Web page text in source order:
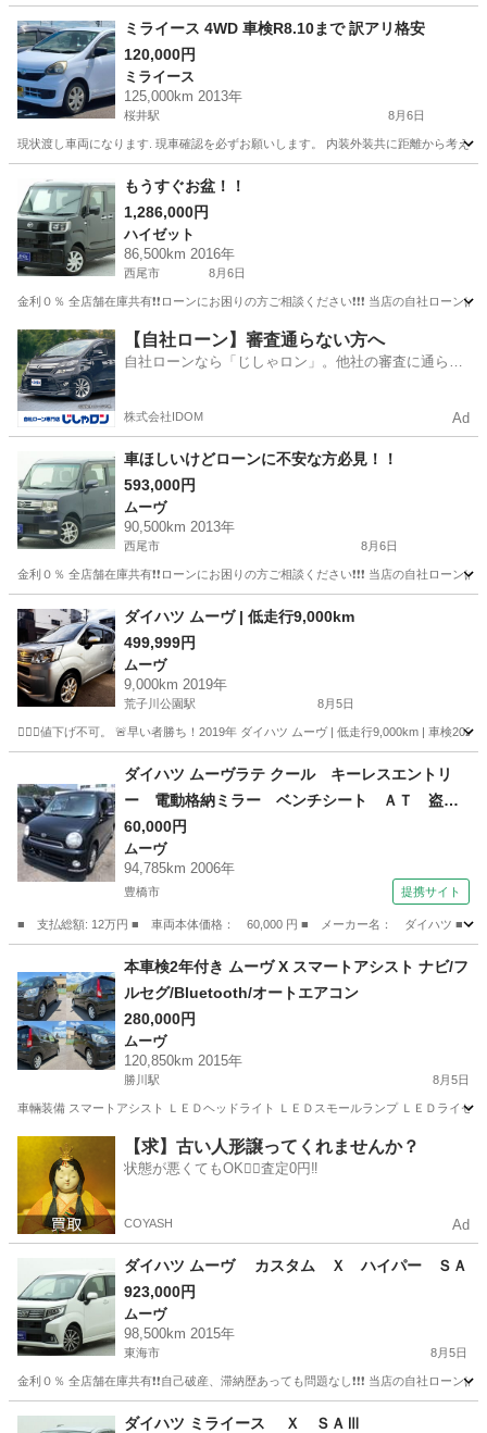
ミライース 4WD 車検R8.10まで 訳アリ格安
120,000円
ミライース
125,000km 2013年
桜井駅 8月6日
現状渡し車両になります. 現車確認を必ずお願いします。 内装外装共に距離から考え
愛知 桜井駅 ミライース
もうすぐお盆！！
1,286,000円
ハイゼット
86,500km 2016年
西尾市 8月6日
金利０％ 全店舗在庫共有❗️❗️ローンにお困りの方ご相談ください❗️❗️❗️ 当店の自社ロ
愛知 西尾市 ハイゼット
【自社ローン】審査通らない方へ
自社ローンなら「じしゃロン」。他社の審査に通らな
株式会社IDOM Ad
車ほしいけどローンに不安な方必見！！
593,000円
ムーヴ
90,500km 2013年
西尾市 8月6日
金利０％ 全店舗在庫共有❗️❗️ローンにお困りの方ご相談ください❗️❗️❗️ 当店の自社ロ
愛知 西尾市 ムーヴ ローン
ダイハツ ムーヴ | 低走行9,000km
499,999円
ムーヴ
9,000km 2019年
荒子川公園駅 8月5日
🙅🏻‍♀️値下げ不可。 🚨早い者勝ち！2019年 ダイハツ ムーヴ | 低走行9,000km | 車検
荒子川公園駅 ムーヴ
ダイハツ ムーヴラテ クール キーレスエントリ
ー 電動格納ミラー ベンチシート ＡＴ 盗難
防止システム ＡＢＳ ＣＤ アルミホイール
衝突安全ボディ エアコン パワーステアリン
グ 法廷整備付 （車検整備付）
60,000円
ムーヴ
94,785km 2006年
豊橋市 提携サイト
■ 支払総額: 12万円 ■ 車両本体価格： 60,000 円 ■ メーカー名： ダイハツ ■
ムーヴ
本車検2年付き ムーヴ X スマートアシスト ナビ/フ
ルセグ/Bluetooth/オートエアコン
280,000円
ムーヴ
120,850km 2015年
勝川駅 8月5日
車輛装備 スマートアシスト ＬＥＤヘッドライト ＬＥＤスモールランプ ＬＥＤライセ
勝川駅 ムーヴ
【求】古い人形譲ってくれませんか？
状態が悪くてもOK🙆‍♀️査定0円‼️
COYASH Ad
ダイハツ ムーヴ カスタム Ｘ ハイパー ＳＡ
923,000円
ムーヴ
98,500km 2015年
東海市 8月5日
金利０％ 全店舗在庫共有❗️❗️自己破産、滞納歴あっても問題なし❗️❗️❗️ 当店の自社ロ
愛知 東海市 ムーヴ
ダイハツ ミライース Ｘ ＳＡⅢ